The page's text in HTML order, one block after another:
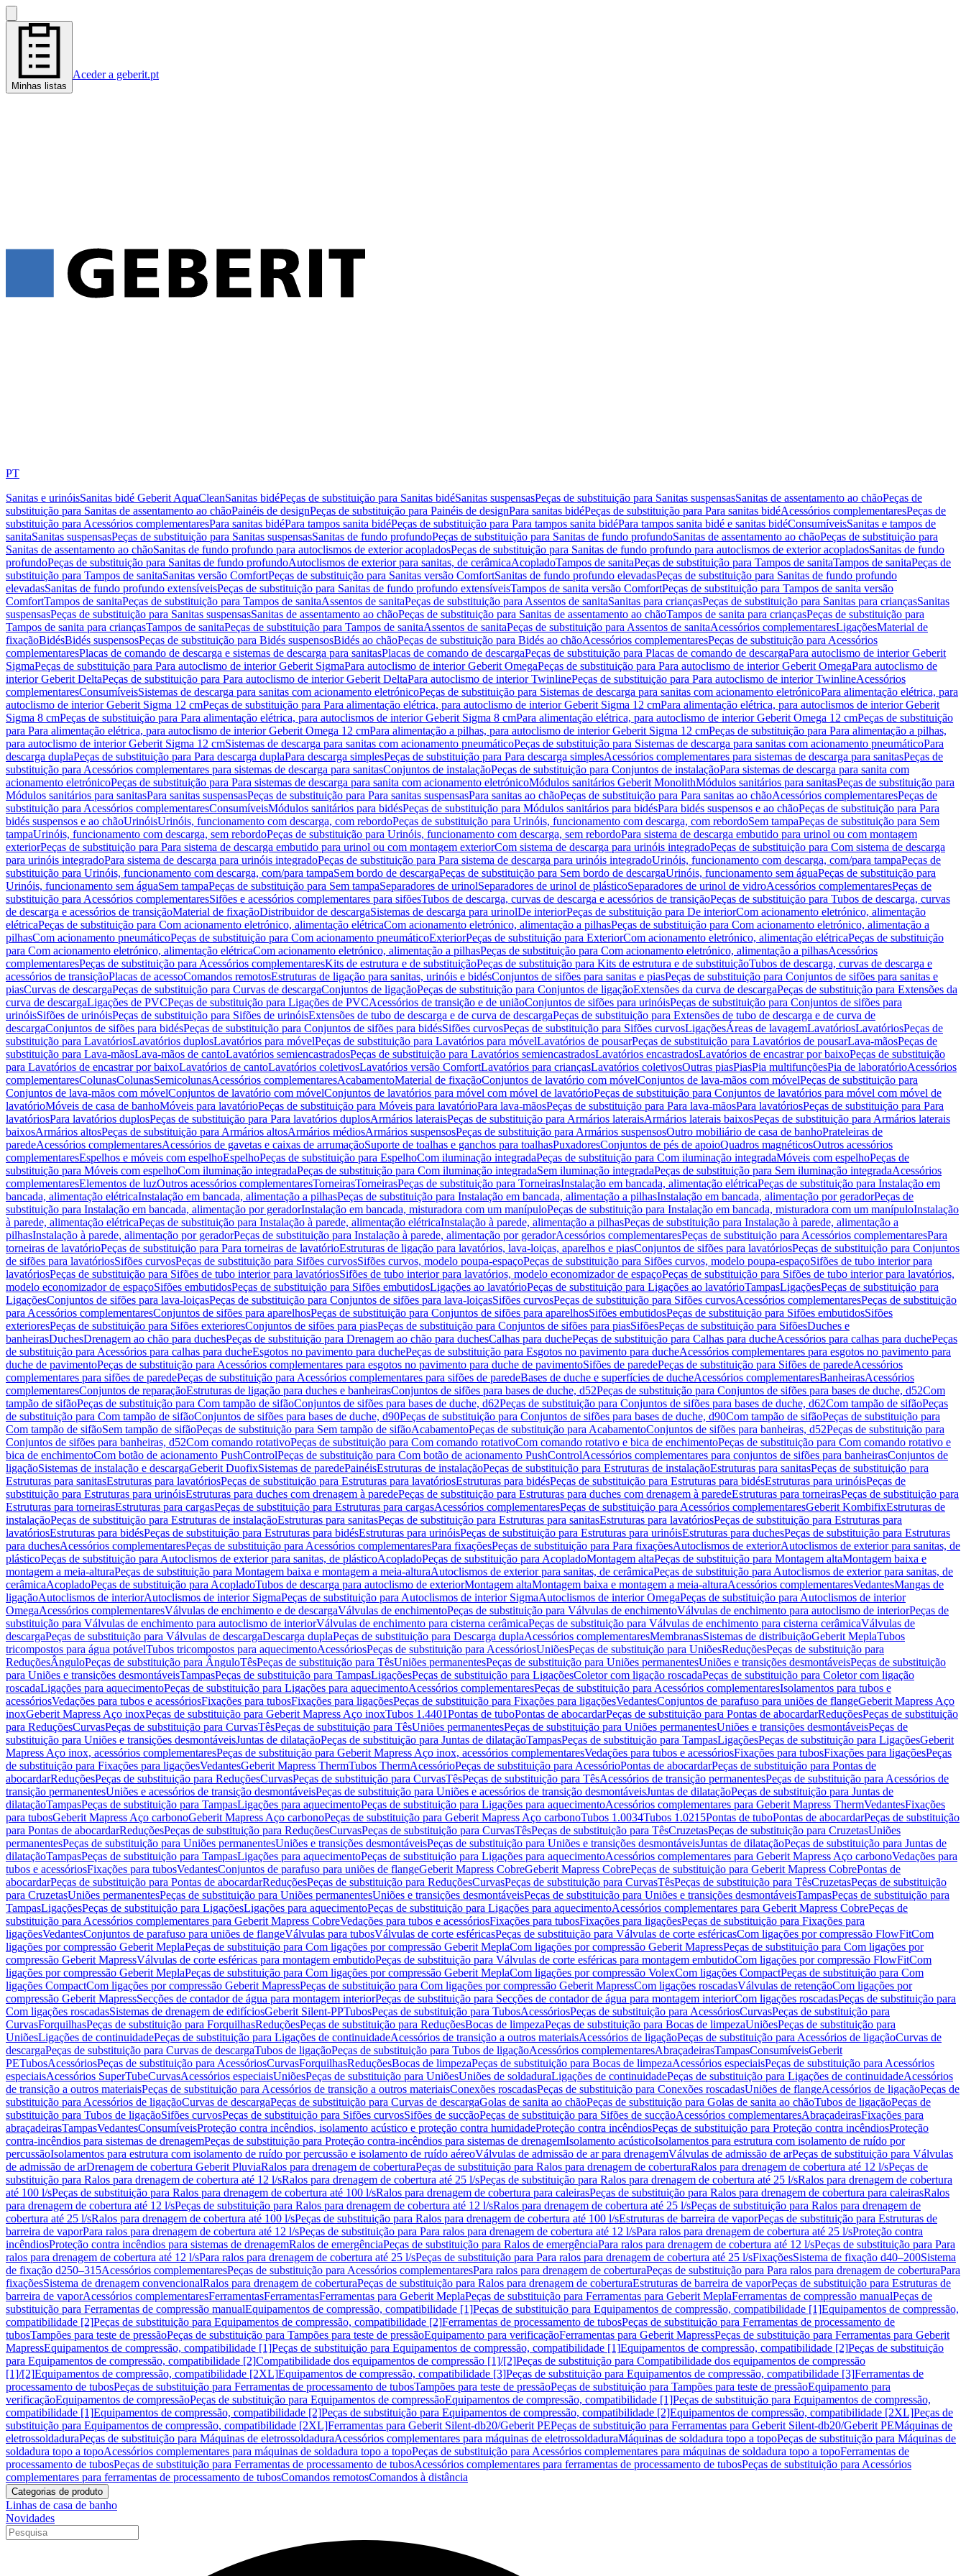
Minhas listas
Aceder a geberit.pt
PT
Sanitas e urinóisSanitas bidé Geberit AquaCleanSanitas bidéPeças de substituição para Sanitas bidéSanitas suspensasPeças de substituição para Sanitas suspensasSanitas de assentamento ao chãoPeças de
substituição para Sanitas de assentamento ao chãoPainéis de designPeças de substituição para Painéis de designPara sanitas bidéPeças de substituição para Para sanitas bidéAcessórios complementaresPeças de
substituição para Acessórios complementaresPara sanitas bidéPara tampos sanita bidéPeças de substituição para Para tampos sanita bidéPara tampos sanita bidé e sanitas bidéConsumíveisSanitas e tampos de
sanitaSanitas suspensasPeças de substituição para Sanitas suspensasSanitas de fundo profundoPeças de substituição para Sanitas de fundo profundoSanitas de assentamento ao chãoPeças de substituição para
Sanitas de assentamento ao chãoSanitas de fundo profundo para autoclismos de exterior acopladosPeças de substituição para Sanitas de fundo profundo para autoclismos de exterior acopladosSanitas de fundo
profundoPeças de substituição para Sanitas de fundo profundoAutoclismos de exterior para sanitas, de cerâmicaAcopladoTampos de sanitaPeças de substituição para Tampos de sanitaTampos de sanitaPeças de
substituição para Tampos de sanitaSanitas versão ComfortPeças de substituição para Sanitas versão ComfortSanitas de fundo profundo elevadasPeças de substituição para Sanitas de fundo profundo
elevadasSanitas de fundo profundo extensíveisPeças de substituição para Sanitas de fundo profundo extensíveisTampos de sanita versão ComfortPeças de substituição para Tampos de sanita versão
ComfortTampos de sanitaPeças de substituição para Tampos de sanitaAssentos de sanitaPeças de substituição para Assentos de sanitaSanitas para criançasPeças de substituição para Sanitas para criançasSanitas
suspensasPeças de substituição para Sanitas suspensasSanitas de assentamento ao chãoPeças de substituição para Sanitas de assentamento ao chãoTampos de sanita para criançasPeças de substituição para
Tampos de sanita para criançasTampos de sanitaPeças de substituição para Tampos de sanitaAssentos de sanitaPeças de substituição para Assentos de sanitaAcessórios complementaresLigaçõesMaterial de
fixaçãoBidésBidés suspensosPeças de substituição para Bidés suspensosBidés ao chãoPeças de substituição para Bidés ao chãoAcessórios complementaresPeças de substituição para Acessórios
complementaresPlacas de comando de descarga e sistemas de descarga para sanitasPlacas de comando de descargaPeças de substituição para Placas de comando de descargaPara autoclismo de interior Geberit
SigmaPeças de substituição para Para autoclismo de interior Geberit SigmaPara autoclismo de interior Geberit OmegaPeças de substituição para Para autoclismo de interior Geberit OmegaPara autoclismo de
interior Geberit DeltaPeças de substituição para Para autoclismo de interior Geberit DeltaPara autoclismo de interior TwinlinePeças de substituição para Para autoclismo de interior TwinlineAcessórios
complementaresConsumíveisSistemas de descarga para sanitas com acionamento eletrónicoPeças de substituição para Sistemas de descarga para sanitas com acionamento eletrónicoPara alimentação elétrica, para
autoclismo de interior Geberit Sigma 12 cmPeças de substituição para Para alimentação elétrica, para autoclismo de interior Geberit Sigma 12 cmPara alimentação elétrica, para autoclismos de interior Geberit
Sigma 8 cmPeças de substituição para Para alimentação elétrica, para autoclismos de interior Geberit Sigma 8 cmPara alimentação elétrica, para autoclismo de interior Geberit Omega 12 cmPeças de substituição
para Para alimentação elétrica, para autoclismo de interior Geberit Omega 12 cmPara alimentação a pilhas, para autoclismo de interior Geberit Sigma 12 cmPeças de substituição para Para alimentação a pilhas,
para autoclismo de interior Geberit Sigma 12 cmSistemas de descarga para sanitas com acionamento pneumáticoPeças de substituição para Sistemas de descarga para sanitas com acionamento pneumáticoPara
descarga duplaPeças de substituição para Para descarga duplaPara descarga simplesPeças de substituição para Para descarga simplesAcessórios complementares para sistemas de descarga para sanitasPeças de
substituição para Acessórios complementares para sistemas de descarga para sanitasConjuntos de instalaçãoPeças de substituição para Conjuntos de instalaçãoPara sistemas de descarga para sanita com
acionamento eletrónicoPeças de substituição para Para sistemas de descarga para sanita com acionamento eletrónicoMódulos sanitários Geberit MonolithMódulos sanitários para sanitasPeças de substituição para
Módulos sanitários para sanitasPara sanitas suspensasPeças de substituição para Para sanitas suspensasPara sanitas ao chãoPeças de substituição para Para sanitas ao chãoAcessórios complementaresPeças de
substituição para Acessórios complementaresConsumíveisMódulos sanitários para bidésPeças de substituição para Módulos sanitários para bidésPara bidés suspensos e ao chãoPeças de substituição para Para
bidés suspensos e ao chãoUrinóisUrinóis, funcionamento com descarga, com rebordoPeças de substituição para Urinóis, funcionamento com descarga, com rebordoSem tampaPeças de substituição para Sem
tampaUrinóis, funcionamento com descarga, sem rebordoPeças de substituição para Urinóis, funcionamento com descarga, sem rebordoPara sistema de descarga embutido para urinol ou com montagem
exteriorPeças de substituição para Para sistema de descarga embutido para urinol ou com montagem exteriorCom sistema de descarga para urinóis integradoPeças de substituição para Com sistema de descarga
para urinóis integradoPara sistema de descarga para urinóis integradoPeças de substituição para Para sistema de descarga para urinóis integradoUrinóis, funcionamento com descarga, com/para tampaPeças de
substituição para Urinóis, funcionamento com descarga, com/para tampaSem bordo de descargaPeças de substituição para Sem bordo de descargaUrinóis, funcionamento sem águaPeças de substituição para
Urinóis, funcionamento sem águaSem tampaPeças de substituição para Sem tampaSeparadores de urinolSeparadores de urinol de plásticoSeparadores de urinol de vidroAcessórios complementaresPeças de
substituição para Acessórios complementaresSifões e acessórios complementares para sifõesTubos de descarga, curvas de descarga e acessórios de transiçãoPeças de substituição para Tubos de descarga, curvas
de descarga e acessórios de transiçãoMaterial de fixaçãoDistribuidor de descargaSistemas de descarga para urinolDe interiorPeças de substituição para De interiorCom acionamento eletrónico, alimentação
elétricaPeças de substituição para Com acionamento eletrónico, alimentação elétricaCom acionamento eletrónico, alimentação a pilhasPeças de substituição para Com acionamento eletrónico, alimentação a
pilhasCom acionamento pneumáticoPeças de substituição para Com acionamento pneumáticoExteriorPeças de substituição para ExteriorCom acionamento eletrónico, alimentação elétricaPeças de substituição
para Com acionamento eletrónico, alimentação elétricaCom acionamento eletrónico, alimentação a pilhasPeças de substituição para Com acionamento eletrónico, alimentação a pilhasAcessórios
complementaresPeças de substituição para Acessórios complementaresKits de estrutura e de substituiçãoPeças de substituição para Kits de estrutura e de substituiçãoTubos de descarga, curvas de descarga e
acessórios de transiçãoPlacas de acessoComandos remotosEstruturas de ligação para sanitas, urinóis e bidésConjuntos de sifões para sanitas e piasPeças de substituição para Conjuntos de sifões para sanitas e
piasCurvas de descargaPeças de substituição para Curvas de descargaConjuntos de ligaçãoPeças de substituição para Conjuntos de ligaçãoExtensões da curva de descargaPeças de substituição para Extensões da
curva de descargaLigações de PVCPeças de substituição para Ligações de PVCAcessórios de transição e de uniãoConjuntos de sifões para urinóisPeças de substituição para Conjuntos de sifões para
urinóisSifões de urinóisPeças de substituição para Sifões de urinóisExtensões de tubo de descarga e de curva de descargaPeças de substituição para Extensões de tubo de descarga e de curva de
descargaConjuntos de sifões para bidésPeças de substituição para Conjuntos de sifões para bidésSifões curvosPeças de substituição para Sifões curvosLigaçõesÁreas de lavagemLavatóriosLavatóriosPeças de
substituição para LavatóriosLavatórios duplosLavatórios para móvelPeças de substituição para Lavatórios para móvelLavatórios de pousarPeças de substituição para Lavatórios de pousarLava-mãosPeças de
substituição para Lava-mãosLava-mãos de cantoLavatórios semiencastradosPeças de substituição para Lavatórios semiencastradosLavatórios encastradosLavatórios de encastrar por baixoPeças de substituição
para Lavatórios de encastrar por baixoLavatórios de cantoLavatórios coletivosLavatórios versão ComfortLavatórios para criançasLavatórios coletivosOutras piasPiasPia multifunçõesPia de laboratórioAcessórios
complementaresColunasColunasSemicolunasAcessórios complementaresAcabamentoMaterial de fixaçãoConjuntos de lavatório com móvelConjuntos de lava-mãos com móvelPeças de substituição para
Conjuntos de lava-mãos com móvelConjuntos de lavatório com móvelConjuntos de lavatórios para móvel com móvel de lavatórioPeças de substituição para Conjuntos de lavatórios para móvel com móvel de
lavatórioMóveis de casa de banhoMóveis para lavatórioPeças de substituição para Móveis para lavatórioPara lava-mãosPeças de substituição para Para lava-mãosPara lavatóriosPeças de substituição para Para
lavatóriosPara lavatórios duplosPeças de substituição para Para lavatórios duplosArmários lateraisPeças de substituição para Armários lateraisArmários laterais baixosPeças de substituição para Armários laterais
baixosArmários altosPeças de substituição para Armários altosArmários médiosArmários suspensosPeças de substituição para Armários suspensosOutro mobiliário de casa de banhoPrateleiras de
paredeAcessórios complementaresAcessórios de gavetas e caixas de arrumaçãoSuporte de toalhas e ganchos para toalhasPuxadoresConjuntos de pés de apoioQuadros magnéticosOutros acessórios
complementaresEspelhos e móveis com espelhoEspelhoPeças de substituição para EspelhoCom iluminação integradaPeças de substituição para Com iluminação integradaMóveis com espelhoPeças de
substituição para Móveis com espelhoCom iluminação integradaPeças de substituição para Com iluminação integradaSem iluminação integradaPeças de substituição para Sem iluminação integradaAcessórios
complementaresElementos de luzOutros acessórios complementaresTorneirasTorneirasPeças de substituição para TorneirasInstalação em bancada, alimentação elétricaPeças de substituição para Instalação em
bancada, alimentação elétricaInstalação em bancada, alimentação a pilhasPeças de substituição para Instalação em bancada, alimentação a pilhasInstalação em bancada, alimentação por geradorPeças de
substituição para Instalação em bancada, alimentação por geradorInstalação em bancada, misturadora com um manípuloPeças de substituição para Instalação em bancada, misturadora com um manípuloInstalação
à parede, alimentação elétricaPeças de substituição para Instalação à parede, alimentação elétricaInstalação à parede, alimentação a pilhasPeças de substituição para Instalação à parede, alimentação a
pilhasInstalação à parede, alimentação por geradorPeças de substituição para Instalação à parede, alimentação por geradorAcessórios complementaresPeças de substituição para Acessórios complementaresPara
torneiras de lavatórioPeças de substituição para Para torneiras de lavatórioEstruturas de ligação para lavatórios, lava-loiças, aparelhos e piasConjuntos de sifões para lavatóriosPeças de substituição para Conjuntos
de sifões para lavatóriosSifões curvosPeças de substituição para Sifões curvosSifões curvos, modelo poupa-espaçoPeças de substituição para Sifões curvos, modelo poupa-espaçoSifões de tubo interior para
lavatóriosPeças de substituição para Sifões de tubo interior para lavatóriosSifões de tubo interior para lavatórios, modelo economizador de espaçoPeças de substituição para Sifões de tubo interior para lavatórios,
modelo economizador de espaçoSifões embutidosPeças de substituição para Sifões embutidosLigações ao lavatórioPeças de substituição para Ligações ao lavatórioTampasLigaçõesPeças de substituição para
LigaçõesConjuntos de sifões para lava-loiçasPeças de substituição para Conjuntos de sifões para lava-loiçasSifões curvosPeças de substituição para Sifões curvosAcessórios complementaresPeças de substituição
para Acessórios complementaresConjuntos de sifões para aparelhosPeças de substituição para Conjuntos de sifões para aparelhosSifões embutidosPeças de substituição para Sifões embutidosSifões
exterioresPeças de substituição para Sifões exterioresConjuntos de sifões para piasPeças de substituição para Conjuntos de sifões para piasSifõesPeças de substituição para SifõesDuches e
banheirasDuchesDrenagem ao chão para duchesPeças de substituição para Drenagem ao chão para duchesCalhas para duchePeças de substituição para Calhas para ducheAcessórios para calhas para duchePeças
de substituição para Acessórios para calhas para ducheEsgotos no pavimento para duchePeças de substituição para Esgotos no pavimento para ducheAcessórios complementares para esgotos no pavimento para
duche de pavimentoPeças de substituição para Acessórios complementares para esgotos no pavimento para duche de pavimentoSifões de paredePeças de substituição para Sifões de paredeAcessórios
complementares para sifões de paredePeças de substituição para Acessórios complementares para sifões de paredeBases de duche e superfícies de ducheAcessórios complementaresBanheirasAcessórios
complementaresConjuntos de reparaçãoEstruturas de ligação para duches e banheirasConjuntos de sifões para bases de duche, d52Peças de substituição para Conjuntos de sifões para bases de duche, d52Com
tampão de sifãoPeças de substituição para Com tampão de sifãoConjuntos de sifões para bases de duche, d62Peças de substituição para Conjuntos de sifões para bases de duche, d62Com tampão de sifãoPeças
de substituição para Com tampão de sifãoConjuntos de sifões para bases de duche, d90Peças de substituição para Conjuntos de sifões para bases de duche, d90Com tampão de sifãoPeças de substituição para
Com tampão de sifãoSem tampão de sifãoPeças de substituição para Sem tampão de sifãoAcabamentoPeças de substituição para AcabamentoConjuntos de sifões para banheiras, d52Peças de substituição para
Conjuntos de sifões para banheiras, d52Com comando rotativoPeças de substituição para Com comando rotativoCom comando rotativo e bica de enchimentoPeças de substituição para Com comando rotativo e
bica de enchimentoCom botão de acionamento PushControlPeças de substituição para Com botão de acionamento PushControlAcessórios complementares para conjuntos de sifões para banheirasConjuntos de
ligaçãoSistemas de instalação e descargaGeberit DuofixSistemas de paredePainéisEstruturas de instalaçãoPeças de substituição para Estruturas de instalaçãoEstruturas para sanitasPeças de substituição para
Estruturas para sanitasEstruturas para lavatóriosPeças de substituição para Estruturas para lavatóriosEstruturas para bidésPeças de substituição para Estruturas para bidésEstruturas para urinóisPeças de
substituição para Estruturas para urinóisEstruturas para duches com drenagem à paredePeças de substituição para Estruturas para duches com drenagem à paredeEstruturas para torneirasPeças de substituição para
Estruturas para torneirasEstruturas para cargasPeças de substituição para Estruturas para cargasAcessórios complementaresPeças de substituição para Acessórios complementaresGeberit KombifixEstruturas de
instalaçãoPeças de substituição para Estruturas de instalaçãoEstruturas para sanitasPeças de substituição para Estruturas para sanitasEstruturas para lavatóriosPeças de substituição para Estruturas para
lavatóriosEstruturas para bidésPeças de substituição para Estruturas para bidésEstruturas para urinóisPeças de substituição para Estruturas para urinóisEstruturas para duchesPeças de substituição para Estruturas
para duchesAcessórios complementaresPeças de substituição para Acessórios complementaresPara fixaçõesPeças de substituição para Para fixaçõesAutoclismos de exteriorAutoclismos de exterior para sanitas, de
plásticoPeças de substituição para Autoclismos de exterior para sanitas, de plásticoAcopladoPeças de substituição para AcopladoMontagem altaPeças de substituição para Montagem altaMontagem baixa e
montagem a meia-alturaPeças de substituição para Montagem baixa e montagem a meia-alturaAutoclismos de exterior para sanitas, de cerâmicaPeças de substituição para Autoclismos de exterior para sanitas, de
cerâmicaAcopladoPeças de substituição para AcopladoTubos de descarga para autoclismo de exteriorMontagem altaMontagem baixa e montagem a meia-alturaAcessórios complementaresVedantesMangas de
ligaçãoAutoclismos de interiorAutoclismos de interior SigmaPeças de substituição para Autoclismos de interior SigmaAutoclismos de interior OmegaPeças de substituição para Autoclismos de interior
OmegaAcessórios complementaresVálvulas de enchimento e de descargaVálvulas de enchimentoPeças de substituição para Válvulas de enchimentoVálvulas de enchimento para autoclismo de interiorPeças de
substituição para Válvulas de enchimento para autoclismo de interiorVálvulas de enchimento para cisterna cerâmicaPeças de substituição para Válvulas de enchimento para cisterna cerâmicaVálvulas de
descargaPeças de substituição para Válvulas de descargaDescarga duplaPeças de substituição para Descarga duplaAcessórios complementaresMembranasSistemas de distribuiçãoGeberit MeplaTubos
tricompostos para água potávelTubos tricompostos para aquecimentoAcessóriosPeças de substituição para AcessóriosUniõesPeças de substituição para UniõesReduçõesPeças de substituição para
ReduçõesÂnguloPeças de substituição para ÂnguloTêsPeças de substituição para TêsUniões permanentesPeças de substituição para Uniões permanentesUniões e transições desmontáveisPeças de substituição
para Uniões e transições desmontáveisTampasPeças de substituição para TampasLigaçõesPeças de substituição para LigaçõesColetor com ligação roscadaPeças de substituição para Coletor com ligação
roscadaLigações para aquecimentoPeças de substituição para Ligações para aquecimentoAcessórios complementaresPeças de substituição para Acessórios complementaresIsolamentos para tubos e
acessóriosVedações para tubos e acessóriosFixações para tubosFixações para ligaçõesPeças de substituição para Fixações para ligaçõesVedantesConjuntos de parafuso para uniões de flangeGeberit Mapress Aço
inoxGeberit Mapress Aço inoxPeças de substituição para Geberit Mapress Aço inoxTubos 1.4401Pontas de tuboPontas de abocardarPeças de substituição para Pontas de abocardarReduçõesPeças de substituição
para ReduçõesCurvasPeças de substituição para CurvasTêsPeças de substituição para TêsUniões permanentesPeças de substituição para Uniões permanentesUniões e transições desmontáveisPeças de
substituição para Uniões e transições desmontáveisJuntas de dilataçãoPeças de substituição para Juntas de dilataçãoTampasPeças de substituição para TampasLigaçõesPeças de substituição para LigaçõesGeberit
Mapress Aço inox, acessórios complementaresPeças de substituição para Geberit Mapress Aço inox, acessórios complementaresVedações para tubos e acessóriosFixações para tubosFixações para ligaçõesPeças
de substituição para Fixações para ligaçõesVedantesGeberit Mapress ThermTubos ThermAcessórioPeças de substituição para AcessórioPontas de abocardarPeças de substituição para Pontas de
abocardarReduçõesPeças de substituição para ReduçõesCurvasPeças de substituição para CurvasTêsPeças de substituição para TêsAcessórios de transição permanentesPeças de substituição para Acessórios de
transição permanentesUniões e acessórios de transição desmontáveisPeças de substituição para Uniões e acessórios de transição desmontáveisJuntas de dilataçãoPeças de substituição para Juntas de
dilataçãoTampasPeças de substituição para TampasLigações para aquecimentoPeças de substituição para Ligações para aquecimentoAcessórios complementares para Geberit Mapress ThermVedantesFixações
para tubosGeberit Mapress Aço carbonoGeberit Mapress Aço carbonoPeças de substituição para Geberit Mapress Aço carbonoTubos 1.0034Tubos 1.0215Pontas de tuboPontas de abocardarPeças de substituição
para Pontas de abocardarReduçõesPeças de substituição para ReduçõesCurvasPeças de substituição para CurvasTêsPeças de substituição para TêsCruzetasPeças de substituição para CruzetasUniões
permanentesPeças de substituição para Uniões permanentesUniões e transições desmontáveisPeças de substituição para Uniões e transições desmontáveisJuntas de dilataçãoPeças de substituição para Juntas de
dilataçãoTampasPeças de substituição para TampasLigações para aquecimentoPeças de substituição para Ligações para aquecimentoAcessórios complementares para Geberit Mapress Aço carbonoVedações para
tubos e acessóriosFixações para tubosVedantesConjuntos de parafuso para uniões de flangeGeberit Mapress CobreGeberit Mapress CobrePeças de substituição para Geberit Mapress CobrePontas de
abocardarPeças de substituição para Pontas de abocardarReduçõesPeças de substituição para ReduçõesCurvasPeças de substituição para CurvasTêsPeças de substituição para TêsCruzetasPeças de substituição
para CruzetasUniões permanentesPeças de substituição para Uniões permanentesUniões e transições desmontáveisPeças de substituição para Uniões e transições desmontáveisTampasPeças de substituição para
TampasLigaçõesPeças de substituição para LigaçõesLigações para aquecimentoPeças de substituição para Ligações para aquecimentoAcessórios complementares para Geberit Mapress CobrePeças de
substituição para Acessórios complementares para Geberit Mapress CobreVedações para tubos e acessóriosFixações para tubosFixações para ligaçõesPeças de substituição para Fixações para
ligaçõesVedantesConjuntos de parafuso para uniões de flangeVálvulas para tubosVálvulas de corte esféricasPeças de substituição para Válvulas de corte esféricasCom ligações por compressão FlowFitCom
ligações por compressão Geberit MeplaPeças de substituição para Com ligações por compressão Geberit MeplaCom ligações por compressão Geberit MapressPeças de substituição para Com ligações por
compressão Geberit MapressVálvulas de corte esféricas para montagem embutidoPeças de substituição para Válvulas de corte esféricas para montagem embutidoCom ligações por compressão FlowFitCom
ligações por compressão Geberit MeplaPeças de substituição para Com ligações por compressão Geberit MeplaCom ligações por compressão VolexCom ligações CompactPeças de substituição para Com
ligações CompactCom ligações por compressão Geberit MapressPeças de substituição para Com ligações por compressão Geberit MapressCom ligações roscadasVálvulas de retençãoCom ligações por
compressão Geberit MapressSecções de contador de água para montagem interiorPeças de substituição para Secções de contador de água para montagem interiorCom ligações roscadasPeças de substituição para
Com ligações roscadasSistemas de drenagem de edifíciosGeberit Silent-PPTubosPeças de substituição para TubosAcessóriosPeças de substituição para AcessóriosCurvasPeças de substituição para
CurvasForquilhasPeças de substituição para ForquilhasReduçõesPeças de substituição para ReduçõesBocas de limpezaPeças de substituição para Bocas de limpezaUniõesPeças de substituição para
UniõesLigações de continuidadePeças de substituição para Ligações de continuidadeAcessórios de transição a outros materiaisAcessórios de ligaçãoPeças de substituição para Acessórios de ligaçãoCurvas de
descargaPeças de substituição para Curvas de descargaTubos de ligaçãoPeças de substituição para Tubos de ligaçãoAcessórios complementaresAbraçadeirasTampasConsumíveisGeberit
PETubosAcessóriosPeças de substituição para AcessóriosCurvasForquilhasReduçõesBocas de limpezaPeças de substituição para Bocas de limpezaAcessórios especiaisPeças de substituição para Acessórios
especiaisAcessórios SuperTubeCurvasAcessórios especiaisUniõesPeças de substituição para UniõesUniões de soldaduraLigações de continuidadePeças de substituição para Ligações de continuidadeAcessórios
de transição a outros materiaisPeças de substituição para Acessórios de transição a outros materiaisConexões roscadasPeças de substituição para Conexões roscadasUniões de flangeAcessórios de ligaçãoPeças de
substituição para Acessórios de ligaçãoCurvas de descargaPeças de substituição para Curvas de descargaGolas de sanita ao chãoPeças de substituição para Golas de sanita ao chãoTubos de ligaçãoPeças de
substituição para Tubos de ligaçãoSifões curvosPeças de substituição para Sifões curvosSifões de sucçãoPeças de substituição para Sifões de sucçãoAcessórios complementaresAbraçadeirasFixações para
abraçadeirasTampasVedantesConsumíveisProteção contra incêndios, isolamento acústico e proteção contra humidadeProteção contra incêndiosPeças de substituição para Proteção contra incêndiosProteção
contra-incêndios para sistemas de drenagemPeças de substituição para Proteção contra-incêndios para sistemas de drenagemIsolamento acústicoIsolamentos para estrutura com isolamento de ruído por
percussãoIsolamentos para estrutura com isolamento de ruído por percussão e isolamento de ruído aéreoVálvulas de admissão de ar para drenagemVálvulas de admissão de arPeças de substituição para Válvulas
de admissão de arDrenagem de cobertura Geberit PluviaRalos para drenagem de coberturaPeças de substituição para Ralos para drenagem de coberturaRalos para drenagem de cobertura até 12 l/sPeças de
substituição para Ralos para drenagem de cobertura até 12 l/sRalos para drenagem de cobertura até 25 l/sPeças de substituição para Ralos para drenagem de cobertura até 25 l/sRalos para drenagem de cobertura
até 100 l/sPeças de substituição para Ralos para drenagem de cobertura até 100 l/sRalos para drenagem de cobertura para caleirasPeças de substituição para Ralos para drenagem de cobertura para caleirasRalos
para drenagem de cobertura até 12 l/sPeças de substituição para Ralos para drenagem de cobertura até 12 l/sRalos para drenagem de cobertura até 25 l/sPeças de substituição para Ralos para drenagem de
cobertura até 25 l/sRalos para drenagem de cobertura até 100 l/sPeças de substituição para Ralos para drenagem de cobertura até 100 l/sEstruturas de barreira de vaporPeças de substituição para Estruturas de
barreira de vaporPara ralos para drenagem de cobertura até 12 l/sPeças de substituição para Para ralos para drenagem de cobertura até 12 l/sPara ralos para drenagem de cobertura até 25 l/sProteção contra
incêndiosProteção contra incêndios para sistemas de drenagemRalos de emergênciaPeças de substituição para Ralos de emergênciaPara ralos para drenagem de cobertura até 12 l/sPeças de substituição para Para
ralos para drenagem de cobertura até 12 l/sPara ralos para drenagem de cobertura até 25 l/sPeças de substituição para Para ralos para drenagem de cobertura até 25 l/sFixaçõesSistema de fixação d40–200Sistema
de fixação d250–315Acessórios complementaresPeças de substituição para Acessórios complementaresPara ralos para drenagem de coberturaPeças de substituição para Para ralos para drenagem de coberturaPara
fixaçõesSistema de drenagem convencionalRalos para drenagem de coberturaPeças de substituição para Ralos para drenagem de coberturaEstruturas de barreira de vaporPeças de substituição para Estruturas de
barreira de vaporAcessórios complementaresFerramentasFerramentasFerramentas para Geberit MeplaPeças de substituição para Ferramentas para Geberit MeplaFerramentas de compressão manualPeças de
substituição para Ferramentas de compressão manualEquipamentos de compressão, compatibilidade [1]Peças de substituição para Equipamentos de compressão, compatibilidade [1]Equipamentos de compressão,
compatibilidade [2]Peças de substituição para Equipamentos de compressão, compatibilidade [2]Ferramentas de processamento de tubosPeças de substituição para Ferramentas de processamento de
tubosTampões para teste de pressãoPeças de substituição para Tampões para teste de pressãoEquipamento para verificaçãoFerramentas para Geberit MapressPeças de substituição para Ferramentas para Geberit
MapressEquipamentos de compressão, compatibilidade [1]Peças de substituição para Equipamentos de compressão, compatibilidade [1]Equipamentos de compressão, compatibilidade [2]Peças de substituição
para Equipamentos de compressão, compatibilidade [2]Compatibilidade dos equipamentos de compressão [1]/[2]Peças de substituição para Compatibilidade dos equipamentos de compressão
[1]/[2]Equipamentos de compressão, compatibilidade [2XL]Equipamentos de compressão, compatibilidade [3]Peças de substituição para Equipamentos de compressão, compatibilidade [3]Ferramentas de
processamento de tubosPeças de substituição para Ferramentas de processamento de tubosTampões para teste de pressãoPeças de substituição para Tampões para teste de pressãoEquipamento para
verificaçãoEquipamentos de compressãoPeças de substituição para Equipamentos de compressãoEquipamentos de compressão, compatibilidade [1]Peças de substituição para Equipamentos de compressão,
compatibilidade [1]Equipamentos de compressão, compatibilidade [2]Peças de substituição para Equipamentos de compressão, compatibilidade [2]Equipamentos de compressão, compatibilidade [2XL]Peças de
substituição para Equipamentos de compressão, compatibilidade [2XL]Ferramentas para Geberit Silent-db20/Geberit PEPeças de substituição para Ferramentas para Geberit Silent-db20/Geberit PEMáquinas de
eletrossoldaduraPeças de substituição para Máquinas de eletrossoldaduraAcessórios complementares para máquinas de eletrossoldaduraMáquinas de soldadura topo a topoPeças de substituição para Máquinas de
soldadura topo a topoAcessórios complementares para máquinas de soldadura topo a topoPeças de substituição para Acessórios complementares para máquinas de soldadura topo a topoFerramentas de
processamento de tubosPeças de substituição para Ferramentas de processamento de tubosAcessórios complementares para ferramentas de processamento de tubosPeças de substituição para Acessórios
complementares para ferramentas de processamento de tubosComandos remotosComandos à distância
Categorias de produto
Linhas de casa de banho
Novidades